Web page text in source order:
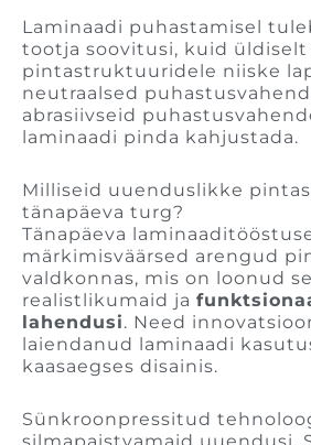
Laminaadi puhastamisel
tootja soovitusi, kuid
pintastruktuuridele niiske
neutraalsed
abrasiivseid
laminaadi pinda kahjustada.
Milliseid uuenduslikke
tänapäeva turg?
Tänapäeva
märkimisväärsed arengud
valdkonnas, mis on loonud
realistlikumaid ja
lahendusi. Need
laiendanud laminaadi
kaasaegses disainis.
Sünkroonpressitud